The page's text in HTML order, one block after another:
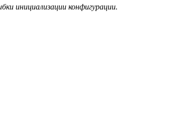
инициализации конфигурации.